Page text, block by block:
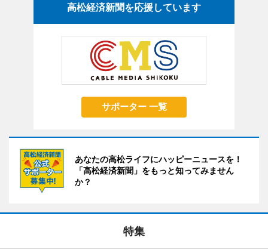
高松経済新聞を応援しています
サポーター 一覧
あなたの高松ライフにハッピーニュースを！
「高松経済新聞」をもっと知ってみません
か？
特集